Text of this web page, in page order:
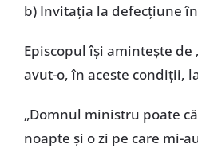
b) Invitația la defecțiune
Episcopul își amintește de
avut-o, în aceste condiții,
„Domnul ministru poate
noapte și o zi pe care mi-